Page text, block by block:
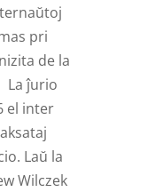
pri
de la
La ĵurio
el inter
Laŭ la
Wilczek